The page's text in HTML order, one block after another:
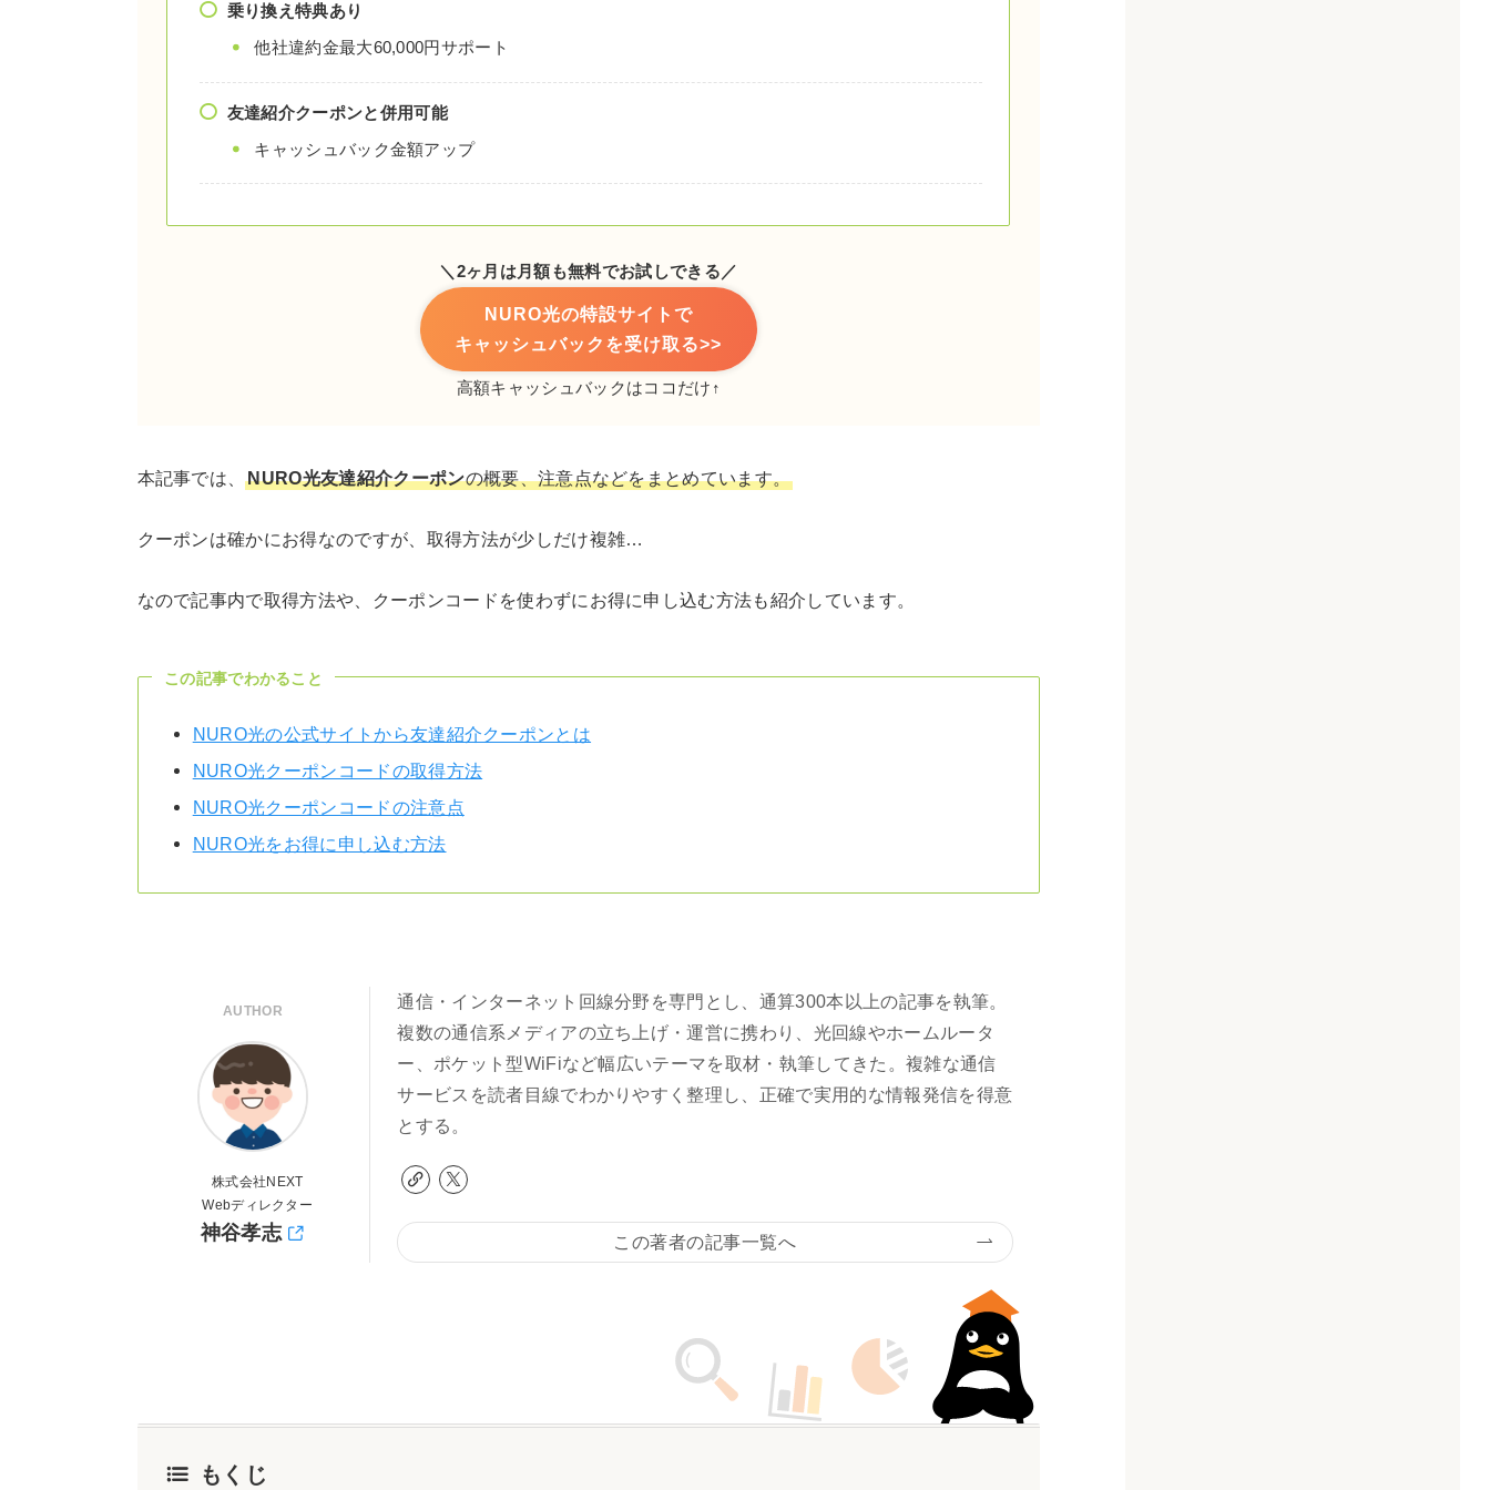
乗り換え特典あり
他社違約金最大60,000円サポート
友達紹介クーポンと併用可能
キャッシュバック金額アップ
＼2ヶ月は月額も無料でお試しできる／
NURO光の特設サイトで
キャッシュバックを受け取る>>
高額キャッシュバックはココだけ↑
本記事では、NURO光友達紹介クーポンの概要、注意点などをまとめています。
クーポンは確かにお得なのですが、取得方法が少しだけ複雑…
なので記事内で取得方法や、クーポンコードを使わずにお得に申し込む方法も紹介しています。
この記事でわかること
NURO光の公式サイトから友達紹介クーポンとは
NURO光クーポンコードの取得方法
NURO光クーポンコードの注意点
NURO光をお得に申し込む方法
AUTHOR
株式会社NEXT
Webディレクター
神谷孝志
通信・インターネット回線分野を専門とし、通算300本以上の記事を執筆。
複数の通信系メディアの立ち上げ・運営に携わり、光回線やホームルータ
ー、ポケット型WiFiなど幅広いテーマを取材・執筆してきた。複雑な通信
サービスを読者目線でわかりやすく整理し、正確で実用的な情報発信を得意
とする。
この著者の記事一覧へ
もくじ